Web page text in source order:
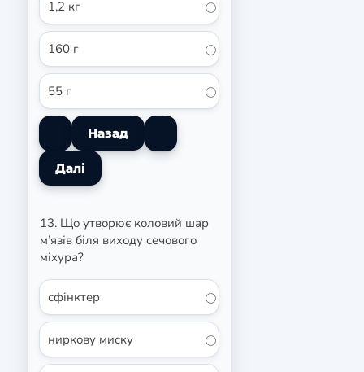
1,2 кг
160 г
55 г
13. Що утворює коловий шар
м’язів біля виходу сечового
міхура?
сфінктер
ниркову миску